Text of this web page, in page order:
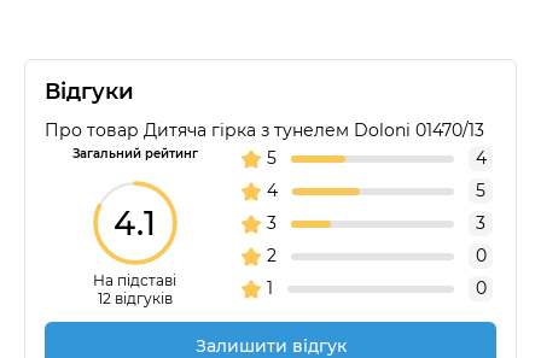
Відгуки
Про товар Дитяча гірка з тунелем Doloni 01470/13
Загальний рейтинг
4.1
На підставі
12 відгуків
5
4
4
5
3
3
2
0
1
0
Залишити відгук